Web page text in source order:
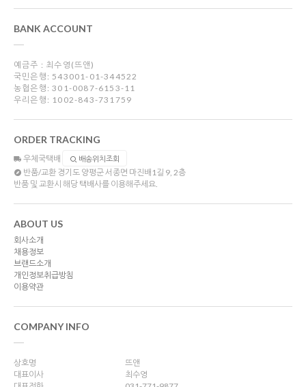
BANK ACCOUNT
예금주 : 최수영(뜨앤)
국민은행: 543001-01-344522
농협은행: 301-0087-6153-11
우리은행: 1002-843-731759
ORDER TRACKING
우체국택배 배송위치조회
반품/교환 경기도 양평군 서종면 마진배1길 9, 2층
반품 및 교환시 해당 택배사를 이용해주세요.
ABOUT US
회사소개
채용정보
브랜드소개
개인정보취급방침
이용약관
COMPANY INFO
상호명
뜨앤
대표이사
최수영